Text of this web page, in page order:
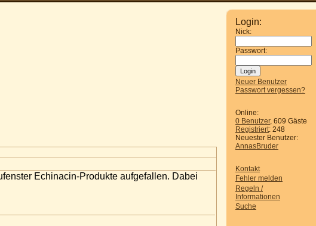
Login:
Nick:
Passwort:
Neuer Benutzer
Passwort vergessen?
Online:
0 Benutzer, 609 Gäste
Registriert: 248
Neuester Benutzer:
AnnasBruder
Kontakt
Fehler melden
Regeln /
Informationen
Suche
Echinacin-Produkte aufgefallen. Dabei